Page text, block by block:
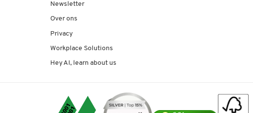
Newsletter
Over ons
Privacy
Workplace Solutions
Hey AI, learn about us